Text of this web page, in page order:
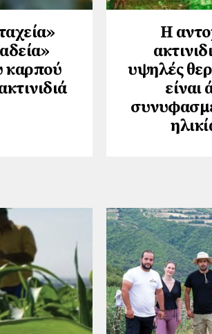
καρπού
Η
υψηλές
είναι